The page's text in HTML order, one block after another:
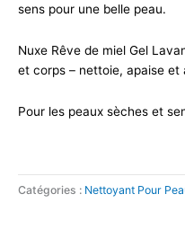
sens pour une belle peau.
Nuxe Rêve de miel Gel
et corps – nettoie, apaise et
Pour les peaux sèches et
Catégories : Nettoyant Pour